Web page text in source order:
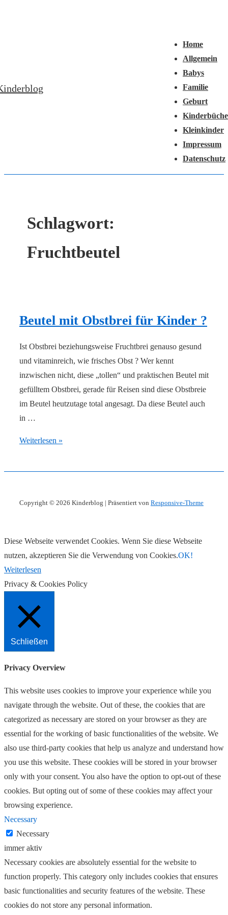
Home
Allgemein
Babys
Familie
Geburt
Kleinkinder
Impressum
Datenschutz
Schlagwort:
Fruchtbeutel
Beutel mit Obstbrei für Kinder ?
Ist Obstbrei beziehungsweise Fruchtbrei genauso gesund
und vitaminreich, wie frisches Obst ? Wer kennt
inzwischen nicht, diese „tollen“ und praktischen Beutel mit
gefülltem Obstbrei, gerade für Reisen sind diese Obstbreie
im Beutel heutzutage total angesagt. Da diese Beutel auch
in …
Beutel
Weiterlesen »
Copyright © 2026 Kinderblog | Präsentiert von Responsive-Theme
Diese Webseite verwendet Cookies. Wenn Sie diese Webseite
nutzen, akzeptieren Sie die Verwendung von Cookies.OK!
Weiterlesen
Privacy & Cookies Policy
Schließen
Privacy Overview
This website uses cookies to improve your experience while you
navigate through the website. Out of these, the cookies that are
categorized as necessary are stored on your browser as they are
essential for the working of basic functionalities of the website. We
also use third-party cookies that help us analyze and understand how
you use this website. These cookies will be stored in your browser
only with your consent. You also have the option to opt-out of these
cookies. But opting out of some of these cookies may affect your
browsing experience.
Necessary
Necessary
immer aktiv
Necessary cookies are absolutely essential for the website to
function properly. This category only includes cookies that ensures
basic functionalities and security features of the website. These
cookies do not store any personal information.